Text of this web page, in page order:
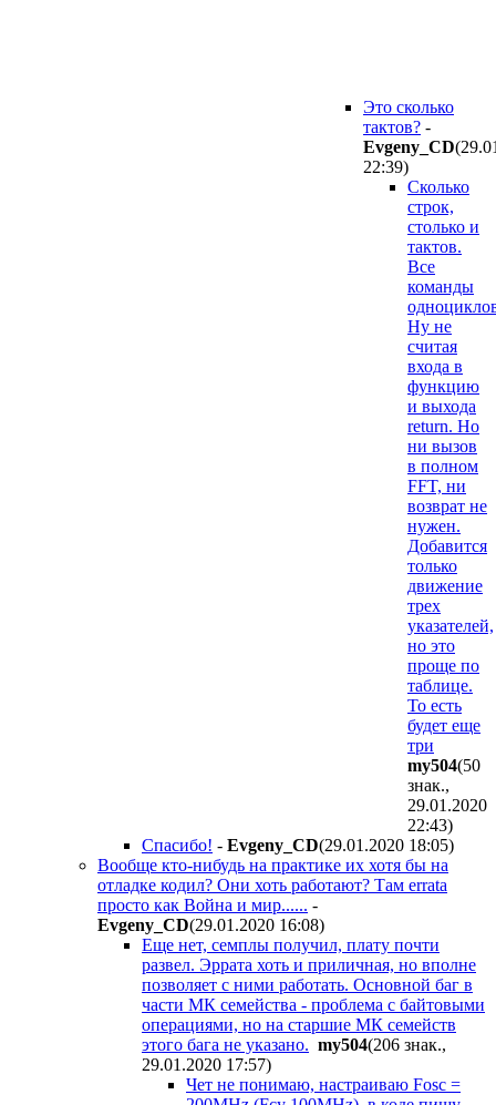
Это сколько
тактов? -
Evgeny_CD
22:39)
Сколько
строк,
столько и
тактов.
Все
команды
Ну не
считая
входа в
функцию
и выхода
return. Но
ни вызов
в полном
FFT, ни
возврат не
нужен.
Добавится
только
движение
трех
указателей,
но это
проще по
таблице.
То есть
будет еще
три
my504(50
знак.,
29.01.2020
22:43)
Спасибо! - Evgeny_CD(29.01.2020 18:05)
Вообще кто-нибудь на практике их хотя бы на
отладке кодил? Они хоть работают? Там errata
просто как Война и мир...... -
Evgeny_CD(29.01.2020 16:08)
Еще нет, семплы получил, плату почти
развел. Эррата хоть и приличная, но вполне
позволяет с ними работать. Основной баг в
части МК семейства - проблема с байтовыми
операциями, но на старшие МК семейств
этого бага не указано. my504(206 знак.,
29.01.2020 17:57)
Чет не понимаю, настраиваю Fosc =